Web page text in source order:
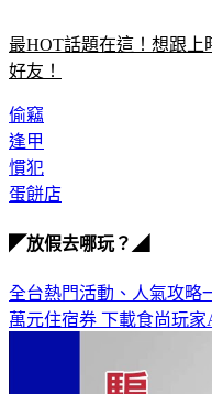
最HOT話題在這！想跟
好友！
偷竊
逢甲
慣犯
蛋餅店
◤放假去哪玩？◢
全台熱門活動、人氣攻略
萬元住宿券 下載食尚玩家